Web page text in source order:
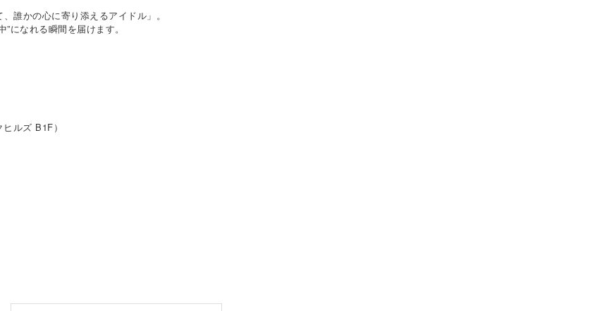
誰かの心に寄り添えるアイドル」。
になれる瞬間を届けます。
ルズ B1F）